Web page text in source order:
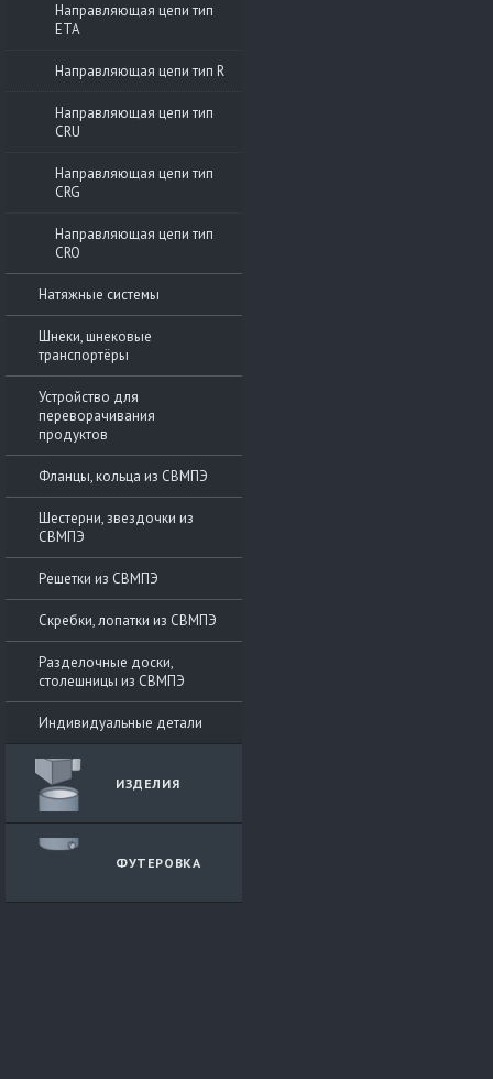
Направляющая цепи тип
ETA
Направляющая цепи тип R
Направляющая цепи тип
CRU
Направляющая цепи тип
CRG
Направляющая цепи тип
CRO
Натяжные системы
Шнеки, шнековые
транспортёры
Устройство для
переворачивания
продуктов
Фланцы, кольца из СВМПЭ
Шестерни, звездочки из
СВМПЭ
Решетки из СВМПЭ
Скребки, лопатки из СВМПЭ
Разделочные доски,
столешницы из СВМПЭ
Индивидуальные детали
ИЗДЕЛИЯ
ФУТЕРОВКА